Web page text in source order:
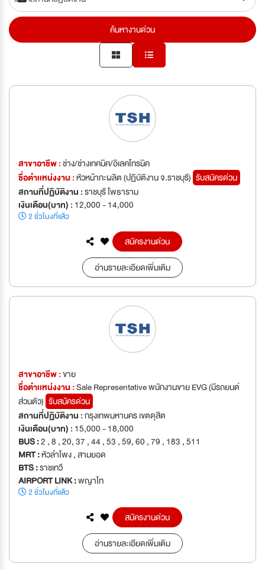
ค้นหางานด่วน
สาขาอาชีพ :ช่าง/ช่างเทคนิค/อิเลคโทรนิค
ชื่อตำเเหน่งงาน :หัวหน้ากะผลิต (ปฏิบัติงาน จ.ราชบุรี) รับสมัครด่วน
สถานที่ปฏิบัติงาน :ราชบุรี โพธาราม
เงินเดือน(บาท) : 12,000 - 14,000
2 ชั่วโมงที่แล้ว
สมัครงานด่วน
อ่านรายละเอียดเพิ่มเติม
สาขาอาชีพ :ขาย
ชื่อตำเเหน่งงาน :Sale Representative พนักงานขาย EVG (มีรถยนต์
ส่วนตัว) รับสมัครด่วน
สถานที่ปฏิบัติงาน :กรุงเทพมหานคร เขตดุสิต
เงินเดือน(บาท) : 15,000 - 18,000
BUS :2 , 8 , 20, 37 , 44 , 53 , 59, 60 , 79 , 183 , 511
MRT :หัวลำโพง , สามยอด
BTS :ราชเทวี
AIRPORT LINK :พญาไท
2 ชั่วโมงที่แล้ว
สมัครงานด่วน
อ่านรายละเอียดเพิ่มเติม